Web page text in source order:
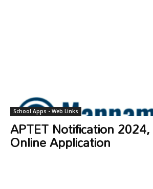
School Apps - Web Links
APTET Notification
Online Application